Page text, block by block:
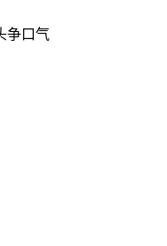
争口气